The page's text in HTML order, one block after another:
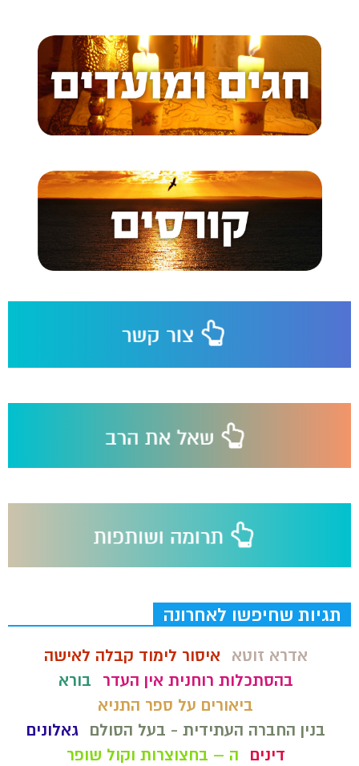
תגיות שחיפשו לאחרונה
אדרא זוטא
איסור לימוד קבלה לאישה
בהסתכלות רוחנית אין העדר
בורא
ביאורים על ספר התניא
בנין החברה העתידית - בעל הסולם
גאלונים
דינים
ה – בחצוצרות וקול שופר